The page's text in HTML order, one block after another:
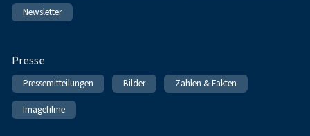
Newsletter
Presse
Pressemitteilungen Bilder Zahlen & Fakten
Imagefilme